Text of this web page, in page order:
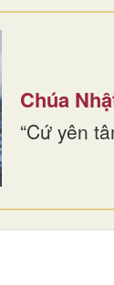
Chúa
“Cứ yên